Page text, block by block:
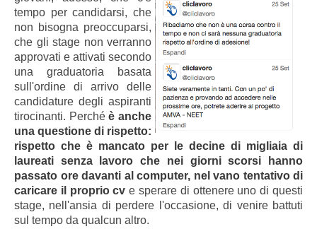
tempo per candidarsi, che
non bisogna preoccuparsi,
che gli stage non verranno
approvati e attivati secondo
una graduatoria basata
sull'ordine di arrivo delle
candidature degli aspiranti
tirocinanti. Perchéè anche
una questione di rispetto:
rispetto che è mancato per le decine di migliaia di
laureati senza lavoro che nei giorni scorsi hanno
passato ore davanti al computer, nel vano tentativo di
caricare il proprio cv e sperare di ottenere uno di questi
stage, nell'ansia di perdere l'occasione, di venire battuti
sul tempo da qualcun altro.